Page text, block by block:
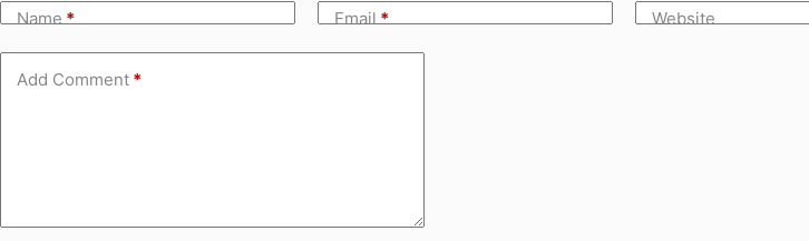
Name* Email* Website
Add Comment *